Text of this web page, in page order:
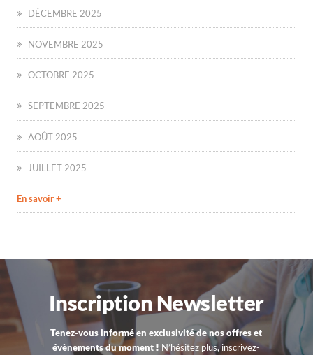
DÉCEMBRE 2025
NOVEMBRE 2025
OCTOBRE 2025
SEPTEMBRE 2025
AOÛT 2025
JUILLET 2025
En savoir +
Inscription Newsletter
Tenez-vous informé en exclusivité de nos offres et
évènements du moment ! N’hésitez plus, inscrivez-